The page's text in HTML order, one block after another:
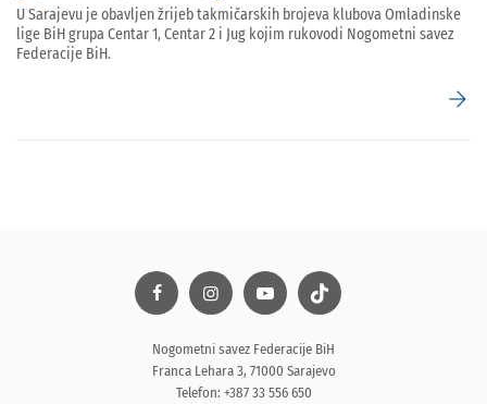
U Sarajevu je obavljen žrijeb takmičarskih brojeva klubova Omladinske
lige BiH grupa Centar 1, Centar 2 i Jug kojim rukovodi Nogometni savez
Federacije BiH.
arrow_forward
Nogometni savez Federacije BiH
Franca Lehara 3, 71000 Sarajevo
Telefon: +387 33 556 650